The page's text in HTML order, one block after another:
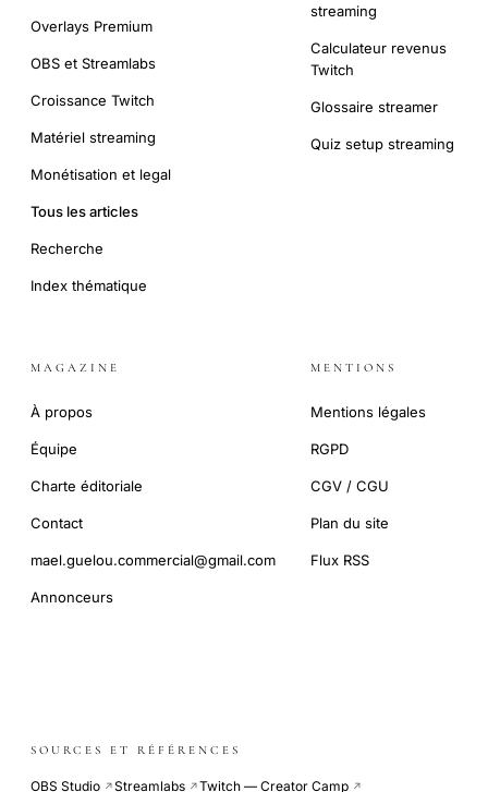
Overlays Premium
OBS et Streamlabs
Croissance Twitch
Matériel streaming
Monétisation et legal
Tous les articles
Recherche
Index thématique
streaming
Calculateur revenus
Twitch
Glossaire streamer
Quiz setup streaming
MAGAZINE
À propos
Équipe
Charte éditoriale
Contact
mael.guelou.commercial@gmail.com
Annonceurs
MENTIONS
Mentions légales
RGPD
CGV / CGU
Plan du site
Flux RSS
SOURCES ET RÉFÉRENCES
OBS Studio ↗Streamlabs ↗Twitch — Creator Camp ↗